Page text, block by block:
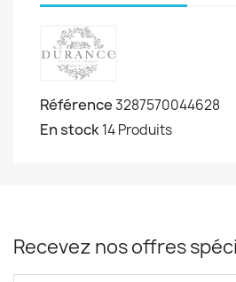
Référence3287570044628
En stock14 Produits
Recevez nos offres